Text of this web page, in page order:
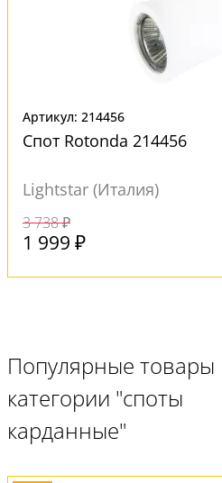
Артикул: 214456
Спот Rotonda 214456
Lightstar (Италия)
3 738 ₽
1 999 ₽
Популярные товары
категории "споты
карданные"